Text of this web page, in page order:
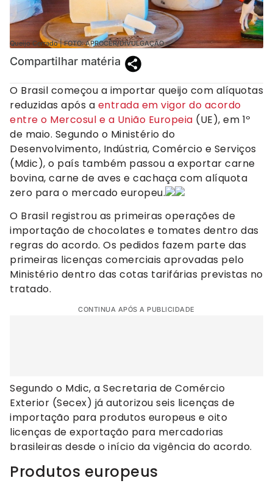
Queijo Cerrado | FOTO: APROCER/DIVULGAÇÃO
Compartilhar matéria
O Brasil começou a importar queijo com alíquotas
reduzidas após a entrada em vigor do acordo
entre o Mercosul e a União Europeia (UE), em 1º
de maio. Segundo o Ministério do
Desenvolvimento, Indústria, Comércio e Serviços
(Mdic), o país também passou a exportar carne
bovina, carne de aves e cachaça com alíquota
zero para o mercado europeu.
O Brasil registrou as primeiras operações de
importação de chocolates e tomates dentro das
regras do acordo. Os pedidos fazem parte das
primeiras licenças comerciais aprovadas pelo
Ministério dentro das cotas tarifárias previstas no
tratado.
CONTINUA APÓS A PUBLICIDADE
Segundo o Mdic, a Secretaria de Comércio
Exterior (Secex) já autorizou seis licenças de
importação para produtos europeus e oito
licenças de exportação para mercadorias
brasileiras desde o início da vigência do acordo.
Produtos europeus